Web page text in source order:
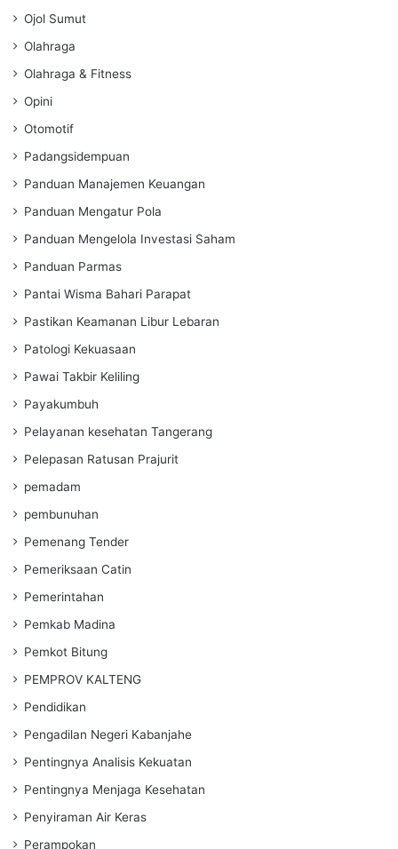
Ojol Sumut
Olahraga
Olahraga & Fitness
Opini
Otomotif
Padangsidempuan
Panduan Manajemen Keuangan
Panduan Mengatur Pola
Panduan Mengelola Investasi Saham
Panduan Parmas
Pantai Wisma Bahari Parapat
Pastikan Keamanan Libur Lebaran
Patologi Kekuasaan
Pawai Takbir Keliling
Payakumbuh
Pelayanan kesehatan Tangerang
Pelepasan Ratusan Prajurit
pemadam
pembunuhan
Pemenang Tender
Pemeriksaan Catin
Pemerintahan
Pemkab Madina
Pemkot Bitung
PEMPROV KALTENG
Pendidikan
Pengadilan Negeri Kabanjahe
Pentingnya Analisis Kekuatan
Pentingnya Menjaga Kesehatan
Penyiraman Air Keras
Perampokan